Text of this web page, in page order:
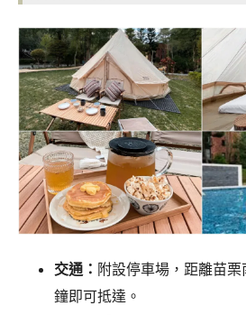
交通： 附設停車場，距離苗栗
鐘即可抵達。